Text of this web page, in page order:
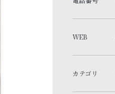
WEB
カテゴリ